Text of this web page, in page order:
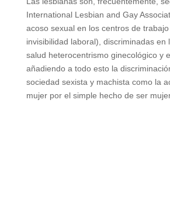
International Lesbian and Gay
acoso sexual en los centros de
invisibilidad laboral), discriminadas en
salud heterocentrismo ginecológico y
añadiendo a todo esto la
sociedad sexista y machista como la
mujer por el simple hecho de ser